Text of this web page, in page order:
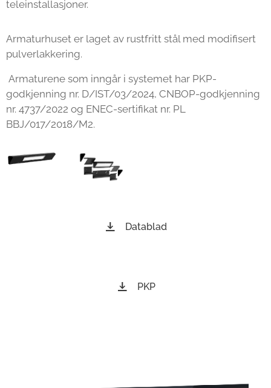
teleinstallasjoner.
Armaturhuset er laget av rustfritt stål med modifisert
pulverlakkering.
Armaturene som inngår i systemet har PKP-
godkjenning nr. D/IST/03/2024, CNBOP-godkjenning
nr. 4737/2022 og ENEC-sertifikat nr. PL
BBJ/017/2018/M2.
Datablad
PKP